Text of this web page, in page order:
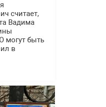
считает,
Вадима
могут быть
в